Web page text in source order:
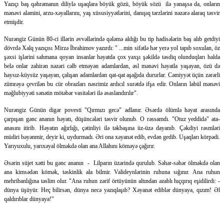
Yazıçı baş qəhrəmanın diliylə uşaqlara böyük gözü, böyük sözü ilə yanaşsa da, onların
mənəvi aləmini, arzu-xəyallarını, yaş xüsusiyyətlərini, danışıq tərzlərini nəzərə alaraq təsvir
etmişdir.
Nurəngiz Günün 80-ci illərin əvvəllərində qələmə aldığı bu tip hadisələrin baş alıb getdiyi
dövrdə Xalq yazıçısı Mirzə İbrahimov yazırdı: " ...min sifətlə hər yerə yol tapıb soxulan, öz
şəxsi işlərini sahmana qoyan insanlar həyatda çox yaxşı şəkildə təsdiq olunduqları halda
belə onlar zahirən nəzəri cəlb etməyən adamlardan, əsl mənəvi həyatla yaşayan, özü də
haysız-küysüz yaşayan, çalışan adamlardan qat-qat aşağıda dururlar. Cəmiyyət üçün zərərli
zümrəyə çevrilən bu cür obrazları nəsrimiz ardıcıl surətdə ifşa edir. Onların labül mənəvi
məğlubiyyəti sənətin mötəbər vasitələri ilə əsaslandırılır".
Nurəngiz Günün digər povesti "Qırmızı gecə" adlanır. Əsərdə ölümlə həyat arasında
çarpışan gənc ananın həyatı, düşüncələri təsvir olunub. O rəssamdı. "Otuz yeddidə" ata-
anasını itirib. Həyatın ağırlığı, çətinliyi ilə təkbaşına üz-üzə dayanıb. Çəkdiyi rəsmləri
müdiri bəyənmir, deyir ki, uydurmadı. Əri ona xəyanət edib, evdən gedib. Uşaqları körpədi.
Yarıyuxulu, yarıxəyal ölməkdə olan ana Allahını köməyə çağırır.
Əsərin süjet xətti bu gənc ananın - Lilparın üzərində qurulub. Səhər-səhər ölməkdə olan
ana kimsədən kömək, təskinlik ala bilmir. Valideynlərinin ruhuna sığınır. Ana ruhun
mehribanlığına təslim olur. "Ana ruhun zərif örtüyünün altından əzablı hıçqırıq eşidilirdi: -
dünya üşüyür. Heç bilirsən, dünya necə yazıqlaşıb? Xəyanət ediblər dünyaya, qızım! Əl
qaldırıblar dünyaya!"